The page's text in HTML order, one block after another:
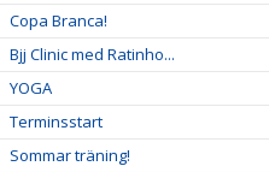
Copa Branca!
Bjj Clinic med Ratinho...
YOGA
Terminsstart
Sommar träning!